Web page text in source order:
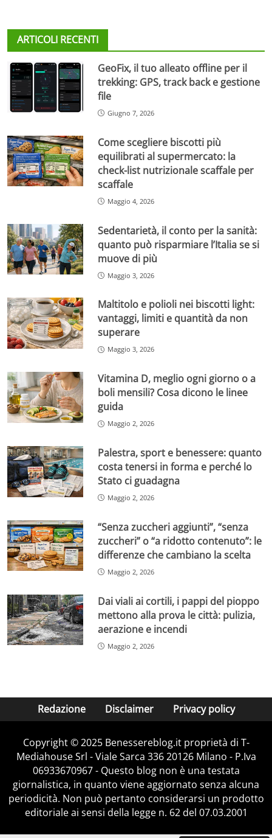
ARTICOLI RECENTI
GeoFix, il tuo alleato offline per il
trekking: GPS, track back e gestione
file
Giugno 7, 2026
Come scegliere biscotti più
equilibrati al supermercato: la
check-list nutrizionale scaffale per
scaffale
Maggio 4, 2026
Sedentarietà, il conto per la sanità:
quanto può risparmiare l’Italia se si
muove di più
Maggio 3, 2026
Maltitolo e polioli nei biscotti light:
vantaggi, limiti e quantità da non
superare
Maggio 3, 2026
Vitamina D, meglio ogni giorno o a
boli mensili? Cosa dicono le linee
guida
Maggio 2, 2026
Palestra, sport e benessere: quanto
costa tenersi in forma e perché lo
Stato ci guadagna
Maggio 2, 2026
“Senza zuccheri aggiunti”, “senza
zuccheri” o “a ridotto contenuto”: le
differenze che cambiano la scelta
Maggio 2, 2026
Dai viali ai cortili, i pappi del pioppo
mettono alla prova le città: pulizia,
aerazione e incendi
Maggio 2, 2026
Redazione Disclaimer Privacy policy
Copyright © 2025 Benessereblog.it proprietà di T-
Mediahouse Srl - Viale Sarca 336 20126 Milano - P.Iva
06933670967 - Questo blog non è una testata
giornalistica, in quanto viene aggiornato senza alcuna
periodicità. Non può pertanto considerarsi un prodotto
editoriale ai sensi della legge n. 62 del 07.03.2001